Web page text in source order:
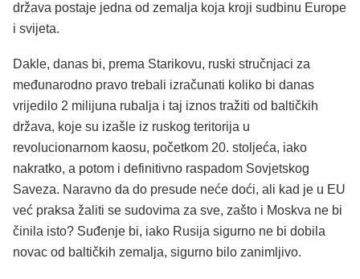
država postaje jedna od zemalja koja kroji sudbinu Europe
i svijeta.
Dakle, danas bi, prema Starikovu, ruski stručnjaci za
međunarodno pravo trebali izračunati koliko bi danas
vrijedilo 2 milijuna rubalja i taj iznos tražiti od baltičkih
država, koje su izašle iz ruskog teritorija u
revolucionarnom kaosu, početkom 20. stoljeća, iako
nakratko, a potom i definitivno raspadom Sovjetskog
Saveza. Naravno da do presude neće doći, ali kad je u EU
već praksa žaliti se sudovima za sve, zašto i Moskva ne bi
činila isto? Suđenje bi, iako Rusija sigurno ne bi dobila
novac od baltičkih zemalja, sigurno bilo zanimljivo.